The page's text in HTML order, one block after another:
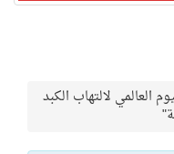
العالمي لالتهاب الكبد